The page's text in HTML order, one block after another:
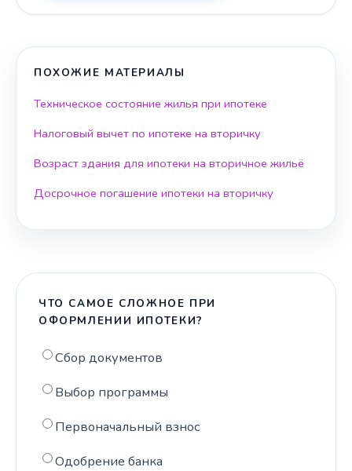
ПОХОЖИЕ МАТЕРИАЛЫ
Техническое состояние жилья при ипотеке
Налоговый вычет по ипотеке на вторичку
Возраст здания для ипотеки на вторичное жильё
Досрочное погашение ипотеки на вторичку
ЧТО САМОЕ СЛОЖНОЕ ПРИ
ОФОРМЛЕНИИ ИПОТЕКИ?
Сбор документов
Выбор программы
Первоначальный взнос
Одобрение банка